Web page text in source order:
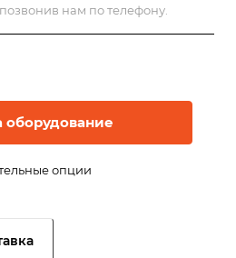
нам по телефону.
оборудование
опции